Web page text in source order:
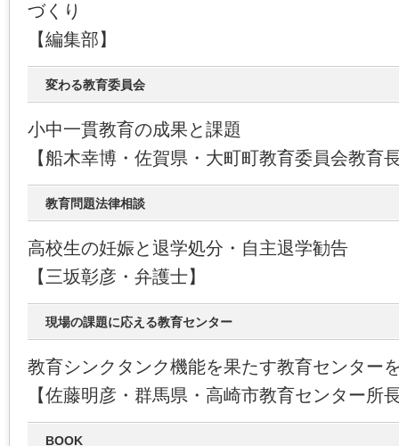
づくり
【編集部】
変わる教育委員会
小中一貫教育の成果と課題
【船木幸博・佐賀県・大町町教育委員会教育
教育問題法律相談
高校生の妊娠と退学処分・自主退学勧告
【三坂彰彦・弁護士】
現場の課題に応える教育センター
教育シンクタンク機能を果たす教育センタ
【佐藤明彦・群馬県・高崎市教育センター所
BOOK